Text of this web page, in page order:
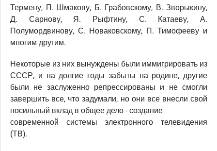
Термену, П. Шмакову, Б. Грабовскому, В. Зворыкину,
Д. Сарнову, Я. Рыфтину, С. Катаеву, А.
Полумордвинову, С. Новаковскому, П. Тимофееву и
многим другим.
Некоторые из них вынуждены были иммигрировать из
СССР, и на долгие годы забыты на родине, другие
были не заслуженно репрессированы и не смогли
завершить все, что задумали, но они все внесли свой
посильный вклад в общее дело - создание
современной системы электронного телевидения
(ТВ).